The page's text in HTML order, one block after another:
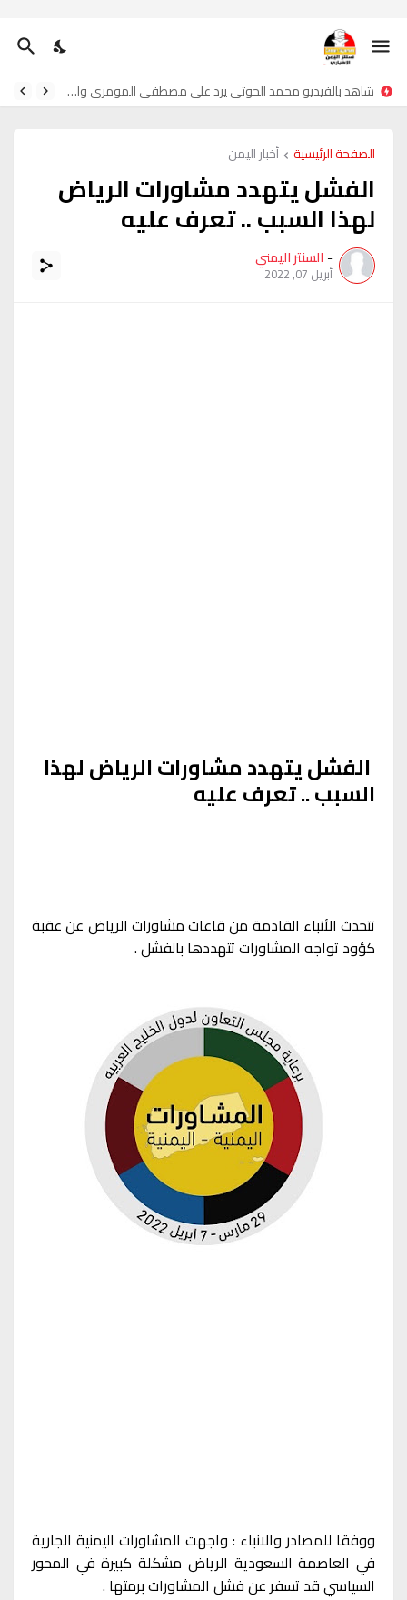
شاهد بالفيديو محمد الحوثي يرد على مصطفى المومري واحمدحجر
الصفحة الرئيسية أخبار اليمن
الفشل يتهدد مشاورات الرياض
لهذا السبب .. تعرف عليه
- السنتر اليمني
أبريل 07, 2022
الفشل يتهدد مشاورات الرياض لهذا
السبب .. تعرف عليه
تتحدث الأنباء القادمة من قاعات مشاورات الرياض عن عقبة
كؤود تواجه المشاورات تتهددها بالفشل .
ووفقا للمصادر والانباء : واجهت المشاورات اليمنية الجارية
في العاصمة السعودية الرياض مشكلة كبيرة في المحور
السياسي قد تسفر عن فشل المشاورات برمتها .